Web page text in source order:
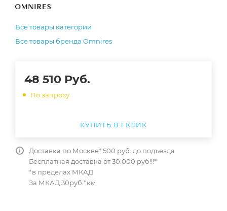
Все товары категории
Все товары бренда Omnires
48 510 Руб.
По запросу
КУПИТЬ В 1 КЛИК
Доставка по Москве* 500 руб. до подъезда
Бесплатная доставка от 30.000 руб!!!*
*в пределах МКАД
За МКАД 30руб.*км